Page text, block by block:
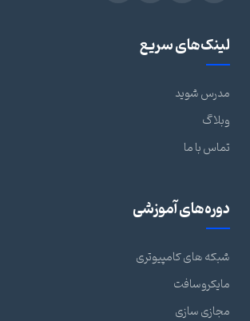
لینک‌های سریع
مدرس شوید
وبلاگ
تماس با ما
دوره‌های آموزشی
شبکه های کامپیوتری
مایکروسافت
مجازی سازی